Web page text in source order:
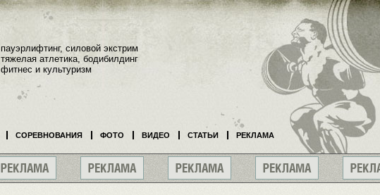
пауэрлифтинг, силовой экстрим
тяжелая атлетика, бодибилдинг
фитнес и культуризм
СОРЕВНОВАНИЯ ФОТО ВИДЕО СТАТЬИ РЕКЛАМА